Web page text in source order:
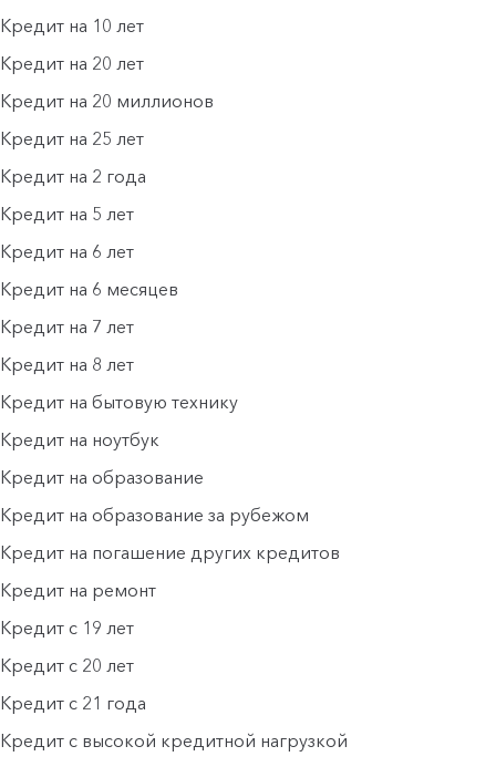
Кредит на 10 лет
Кредит на 20 лет
Кредит на 20 миллионов
Кредит на 25 лет
Кредит на 2 года
Кредит на 5 лет
Кредит на 6 лет
Кредит на 6 месяцев
Кредит на 7 лет
Кредит на 8 лет
Кредит на бытовую технику
Кредит на ноутбук
Кредит на образование
Кредит на образование за рубежом
Кредит на погашение других кредитов
Кредит на ремонт
Кредит с 19 лет
Кредит с 20 лет
Кредит с 21 года
Кредит с высокой кредитной нагрузкой